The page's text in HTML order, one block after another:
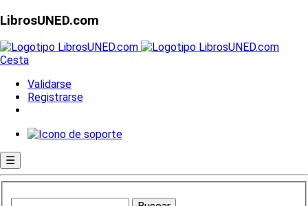
LibrosUNED.com
Cesta
Validarse
Registrarse
☰